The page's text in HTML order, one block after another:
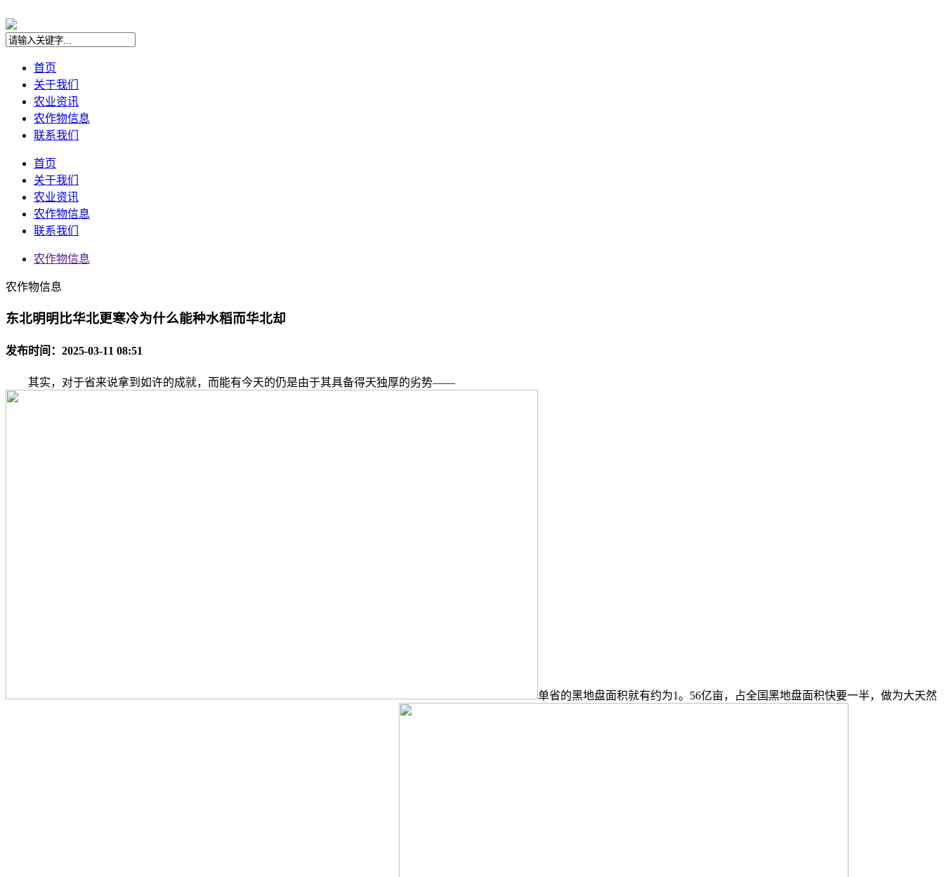
首页
关于我们
农业资讯
农作物信息
联系我们
首页
关于我们
农业资讯
农作物信息
联系我们
农作物信息
农作物信息
东北明明比华北更寒冷为什么能种水稻而华北却
发布时间：2025-03-11 08:51
其实，对于省来说拿到如许的成就，而能有今天的仍是由于其具备得天独厚的劣势——
单省的黑地盘面积就有约为1。56亿亩，占全国黑地盘面积快要一半，做为大天然